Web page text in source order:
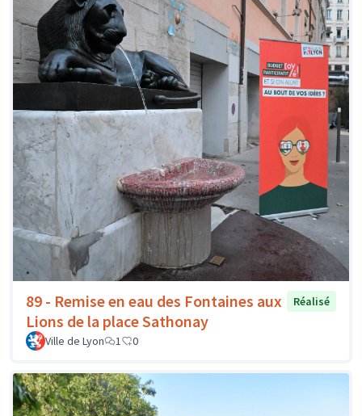
89 - Remise en eau des Fontaines aux
Lions de la place Sathonay
Réalisé
Ville de Lyon 1 0